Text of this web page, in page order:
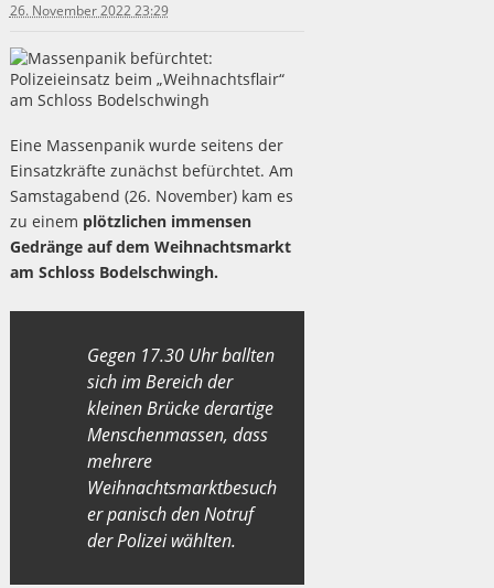
26. November 2022 23:29
Eine Massenpanik wurde seitens der
Einsatzkräfte zunächst befürchtet. Am
Samstagabend (26. November) kam es
zu einem plötzlichen immensen
Gedränge auf dem Weihnachtsmarkt
am Schloss Bodelschwingh.
Gegen 17.30 Uhr ballten
sich im Bereich der
kleinen Brücke derartige
Menschenmassen, dass
mehrere
Weihnachtsmarktbesuch
er panisch den Notruf
der Polizei wählten.